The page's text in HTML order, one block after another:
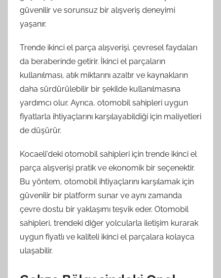
güvenilir ve sorunsuz bir alışveriş deneyimi
yaşanır.
Trende ikinci el parça alışverişi, çevresel faydaları
da beraberinde getirir. İkinci el parçaların
kullanılması, atık miktarını azaltır ve kaynakların
daha sürdürülebilir bir şekilde kullanılmasına
yardımcı olur. Ayrıca, otomobil sahipleri uygun
fiyatlarla ihtiyaçlarını karşılayabildiği için maliyetleri
de düşürür.
Kocaeli'deki otomobil sahipleri için trende ikinci el
parça alışverişi pratik ve ekonomik bir seçenektir.
Bu yöntem, otomobil ihtiyaçlarını karşılamak için
güvenilir bir platform sunar ve aynı zamanda
çevre dostu bir yaklaşımı teşvik eder. Otomobil
sahipleri, trendeki diğer yolcularla iletişim kurarak
uygun fiyatlı ve kaliteli ikinci el parçalara kolayca
ulaşabilir.